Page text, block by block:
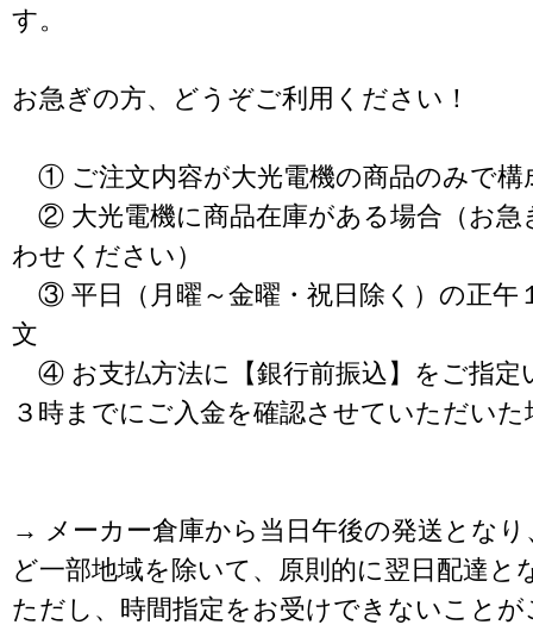
す。
お急ぎの方、どうぞご利用ください！
① ご注文内容が大光電機の商品のみで構
② 大光電機に商品在庫がある場合（お急
わせください）
③ 平日（月曜～金曜・祝日除く）の正午
文
④ お支払方法に【銀行前振込】をご指定
３時までにご入金を確認させていただいた
→ メーカー倉庫から当日午後の発送となり
ど一部地域を除いて、原則的に翌日配達と
ただし、時間指定をお受けできないこと